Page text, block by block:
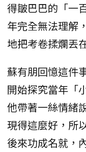
得皺巴巴的「一
年完全無法理解
地把考卷揉爛丟
蘇有朋回憶這件
開始探究當年「
他帶著一絲情緒
現得這麼好，所
後來功成名就，